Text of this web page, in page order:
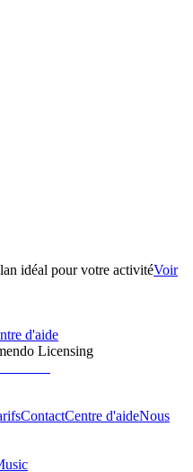
idéal pour votre activitéVoir
d'aide
Licensing
ContactCentre d'aideNous